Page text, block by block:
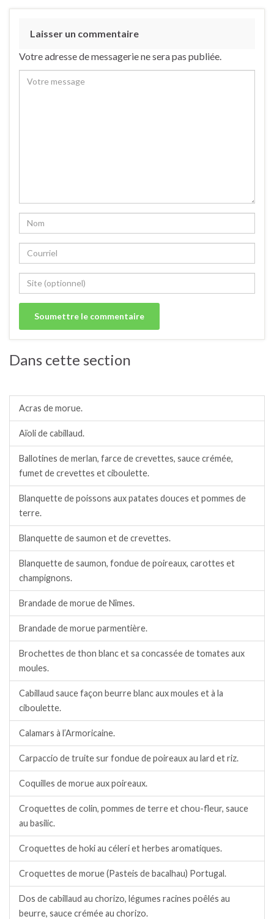
Laisser un commentaire
Votre adresse de messagerie ne sera pas publiée.
Dans cette section
Acras de morue.
Aïoli de cabillaud.
Ballotines de merlan, farce de crevettes, sauce crémée,
fumet de crevettes et ciboulette.
Blanquette de poissons aux patates douces et pommes de
terre.
Blanquette de saumon et de crevettes.
Blanquette de saumon, fondue de poireaux, carottes et
champignons.
Brandade de morue de Nîmes.
Brandade de morue parmentière.
Brochettes de thon blanc et sa concassée de tomates aux
moules.
Cabillaud sauce façon beurre blanc aux moules et à la
ciboulette.
Calamars à l’Armoricaine.
Carpaccio de truite sur fondue de poireaux au lard et riz.
Coquilles de morue aux poireaux.
Croquettes de colin, pommes de terre et chou-fleur, sauce
au basilic.
Croquettes de hoki au céleri et herbes aromatiques.
Croquettes de morue (Pasteis de bacalhau) Portugal.
Dos de cabillaud au chorizo, légumes racines poêlés au
beurre, sauce crémée au chorizo.